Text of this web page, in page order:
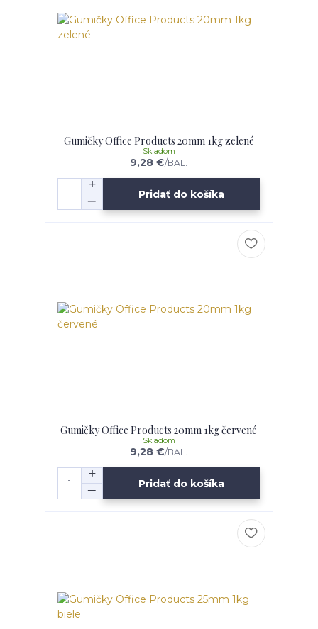
Gumičky Office Products 20mm 1kg zelené
9,28 €/BAL.
Skladom
Pridať do košíka
Gumičky Office Products 20mm 1kg červené
9,28 €/BAL.
Skladom
Pridať do košíka